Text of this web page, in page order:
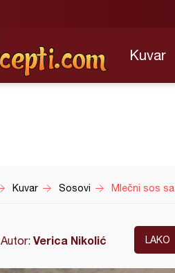
Kuvar
Kuvar Sosovi Mlečni sos
Autor: Verica Nikolić LAKO